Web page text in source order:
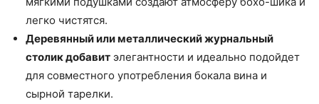
легко чистятся.
Деревянный или металлический журнальный
столик добавит элегантности и идеально подойдет
для совместного употребления бокала вина и
сырной тарелки.